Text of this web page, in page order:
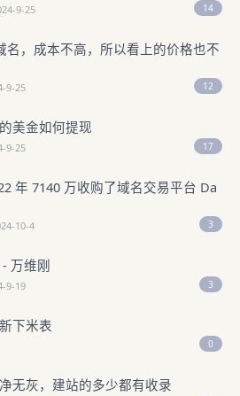
9-25 14
名，成本不高，所以看上的价格也不
9-25 12
美金如何提现
9-25 17
年 7140 万收购了域名交易平台 Da
10-4 3
万维刚
9-19 3
下米表
0
无灰，建站的多少都有收录